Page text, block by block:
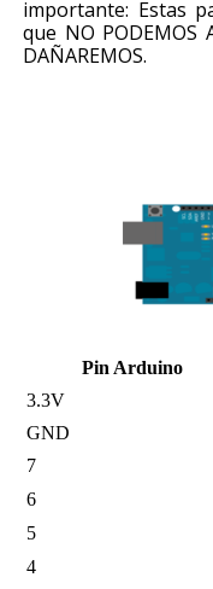
importante: Estas
que NO PODEMOS
DAÑAREMOS.
Pin Arduino
3.3V
GND
7
6
5
4